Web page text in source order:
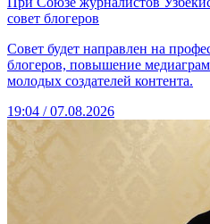
совет блогеров
Совет будет направлен на
блогеров, повышение
молодых создателей контента.
19:04 / 07.08.2026